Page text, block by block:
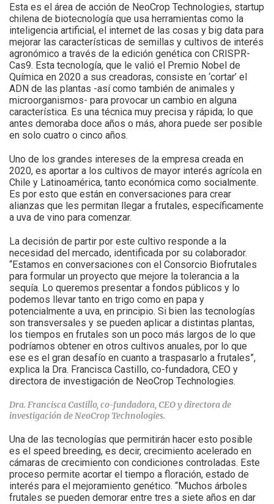
Esta es el área de acción de NeoCrop Technologies, startup
chilena de biotecnología que usa herramientas como la
inteligencia artificial, el internet de las cosas y big data para
mejorar las características de semillas y cultivos de interés
agronómico a través de la edición genética con CRISPR-
Cas9. Esta tecnología, que le valió el Premio Nobel de
Química en 2020 a sus creadoras, consiste en ‘cortar’ el
ADN de las plantas -así como también de animales y
microorganismos- para provocar un cambio en alguna
característica. Es una técnica muy precisa y rápida; lo que
antes demoraba doce años o más, ahora puede ser posible
en solo cuatro o cinco años.
Uno de los grandes intereses de la empresa creada en
2020, es aportar a los cultivos de mayor interés agrícola en
Chile y Latinoamérica, tanto económica como socialmente.
Es por esto que están en conversaciones para crear
alianzas que les permitan llegar a frutales, específicamente
a uva de vino para comenzar.
La decisión de partir por este cultivo responde a la
necesidad del mercado, identificada por su colaborador.
“Estamos en conversaciones con el Consorcio Biofrutales
para formular un proyecto que mejore la tolerancia a la
sequía. Lo queremos presentar a fondos públicos y lo
podemos llevar tanto en trigo como en papa y
potencialmente a uva, en principio. Si bien las tecnologías
son transversales y se pueden aplicar a distintas plantas,
los tiempos en frutales son un poco más largos de lo que
podríamos obtener en otros cultivos anuales, por lo que
ese es el gran desafío en cuanto a traspasarlo a frutales”,
explica la Dra. Francisca Castillo, co-fundadora, CEO y
directora de investigación de NeoCrop Technologies.
Dra. Francisca Castillo, co-fundadora, CEO y directora de
investigación de NeoCrop Technologies.
Una de las tecnologías que permitirán hacer esto posible
es el speed breeding, es decir, crecimiento acelerado en
cámaras de crecimiento con condiciones controladas. Este
proceso permite acortar el tiempo a floración, estado de
interés para el mejoramiento genético. “Muchos árboles
frutales se pueden demorar entre tres a siete años en dar